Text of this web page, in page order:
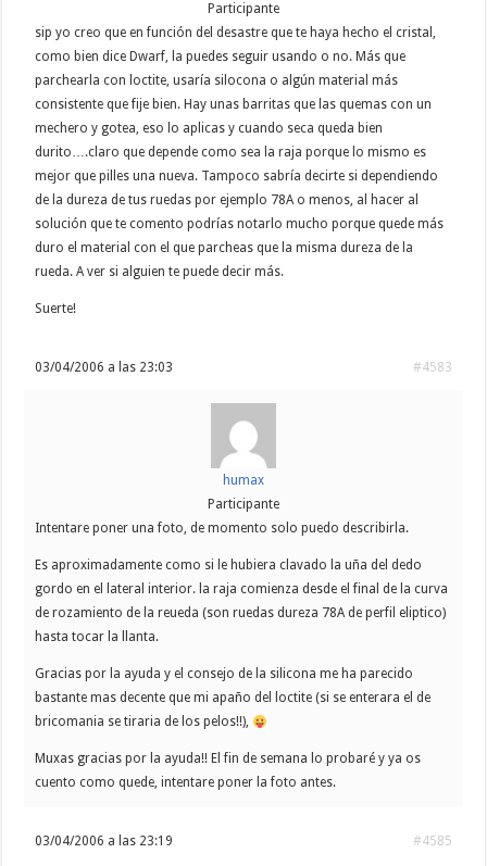
Participante
sip yo creo que en función del desastre que te haya hecho el cristal,
como bien dice Dwarf, la puedes seguir usando o no. Más que
parchearla con loctite, usaría silocona o algún material más
consistente que fije bien. Hay unas barritas que las quemas con un
mechero y gotea, eso lo aplicas y cuando seca queda bien
durito….claro que depende como sea la raja porque lo mismo es
mejor que pilles una nueva. Tampoco sabría decirte si dependiendo
de la dureza de tus ruedas por ejemplo 78A o menos, al hacer al
solución que te comento podrías notarlo mucho porque quede más
duro el material con el que parcheas que la misma dureza de la
rueda. A ver si alguien te puede decir más.
Suerte!
03/04/2006 a las 23:03 #4583
humax
Participante
Intentare poner una foto, de momento solo puedo describirla.
Es aproximadamente como si le hubiera clavado la uña del dedo
gordo en el lateral interior. la raja comienza desde el final de la curva
de rozamiento de la reueda (son ruedas dureza 78A de perfil eliptico)
hasta tocar la llanta.
Gracias por la ayuda y el consejo de la silicona me ha parecido
bastante mas decente que mi apaño del loctite (si se enterara el de
bricomania se tiraria de los pelos!!),
Muxas gracias por la ayuda!! El fin de semana lo probaré y ya os
cuento como quede, intentare poner la foto antes.
03/04/2006 a las 23:19 #4585